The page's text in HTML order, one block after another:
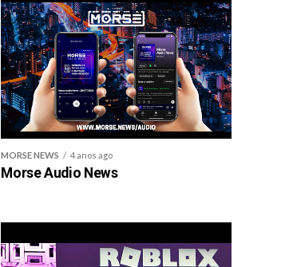
MORSE NEWS 4 anos ago
Morse Audio News